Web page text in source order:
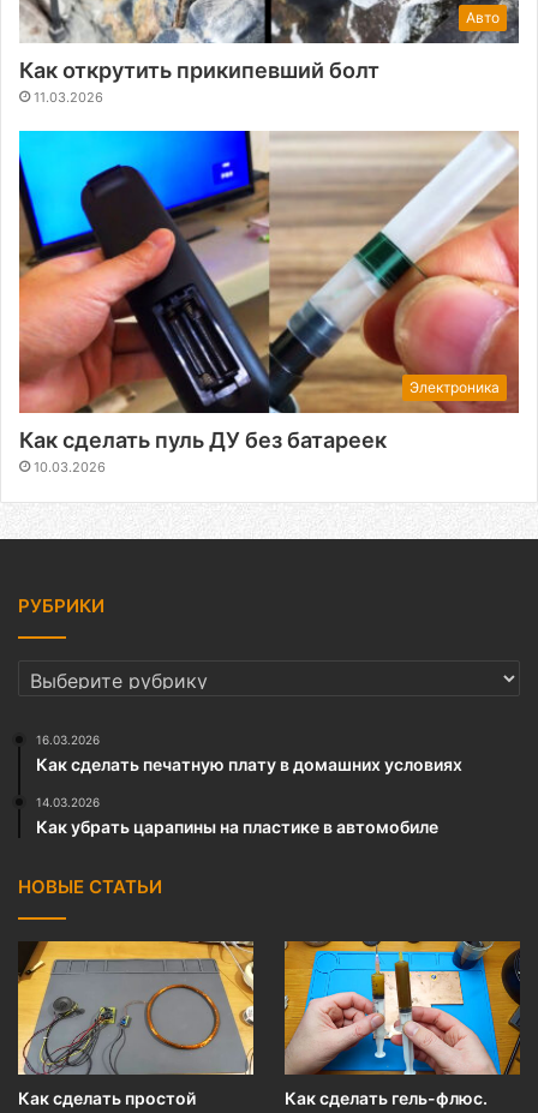
Авто
Как открутить прикипевший болт
11.03.2026
Электроника
Как сделать пуль ДУ без батареек
10.03.2026
РУБРИКИ
РУБРИКИ
16.03.2026
Как сделать печатную плату в домашних условиях
14.03.2026
Как убрать царапины на пластике в автомобиле
НОВЫЕ СТАТЬИ
Как сделать простой
Как сделать гель-флюс.